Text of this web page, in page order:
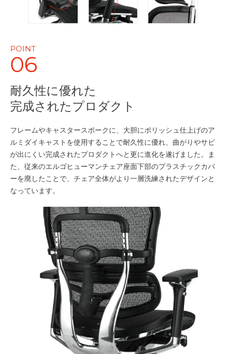
POINT
06
耐久性に優れた
完成されたプロダクト
フレームやキャスタースポークに、大胆にポリッシュ仕上げのア
ルミダイキャストを使用することで耐久性に優れ、曲がりやサビ
が出にくい完成されたプロダクトへと更に進化を遂げました。ま
た、従来のエルゴヒューマンチェア座面下部のプラスチックカバ
ーを廃したことで、チェア全体がより一層洗練されたデザインと
なっています。